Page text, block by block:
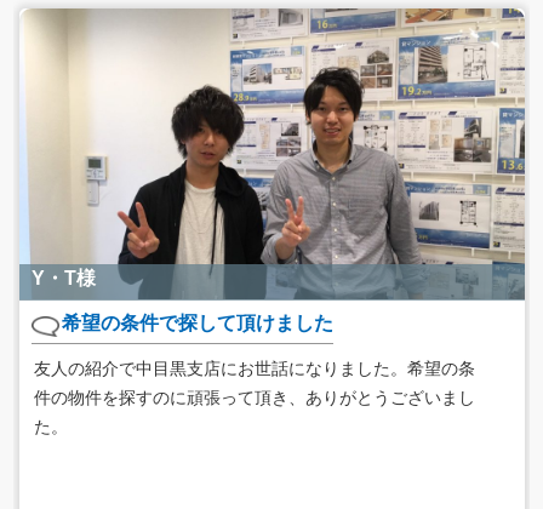
Y・T様
希望の条件で探して頂けました
友人の紹介で中目黒支店にお世話になりました。希望の条
件の物件を探すのに頑張って頂き、ありがとうございまし
た。